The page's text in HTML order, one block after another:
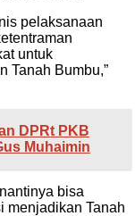
pelaksanaan
untuk
Tanah Bumbu,”
DPRt PKB
Muhaimin
bisa
menjadikan Tanah